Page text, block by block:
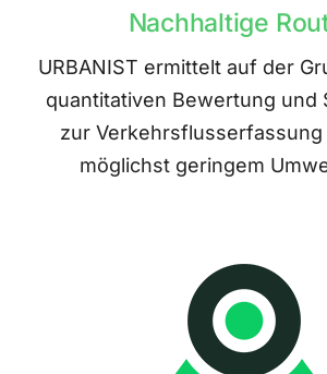
Nachhaltige
URBANIST ermittelt auf der
quantitativen Bewertung und
zur Verkehrsflusserfassung
möglichst geringem